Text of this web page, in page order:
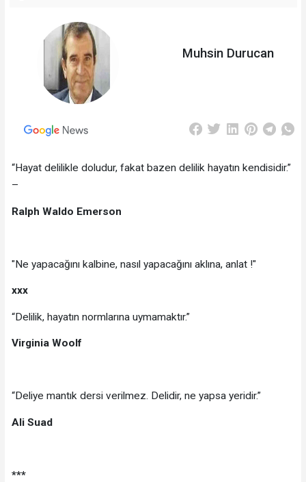
Muhsin Durucan
“Hayat delilikle doludur, fakat bazen delilik hayatın kendisidir.”
–
Ralph Waldo Emerson
"Ne yapacağını kalbine, nasıl yapacağını aklına, anlat !"
xxx
“Delilik, hayatın normlarına uymamaktır.”
Virginia Woolf
“Deliye mantık dersi verilmez. Delidir, ne yapsa yeridir.”
Ali Suad
***